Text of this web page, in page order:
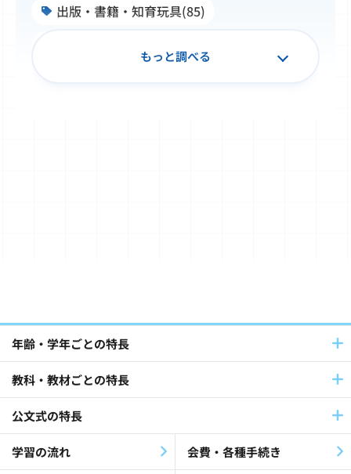
出版・書籍・知育玩具(85)
パートナーとの連携(42)
社員採用(9)
公文式教室(102)
障害児・障害者(60)
教材・指導(27)
公文公(35)
就労支援(24)
もっと調べる
年齢・学年ごとの特長
教科・教材ごとの特長
公文式の特長
学習の流れ 会費・各種手続き